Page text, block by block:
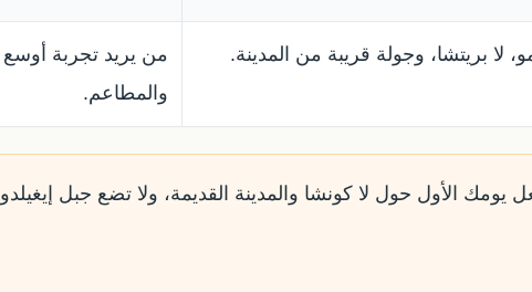
لا بريتشا، وجولة قريبة من المدينة.
من يريد تجربة
والمطاعم.
يومك الأول حول لا كونشا والمدينة القديمة، ولا تضع جبل